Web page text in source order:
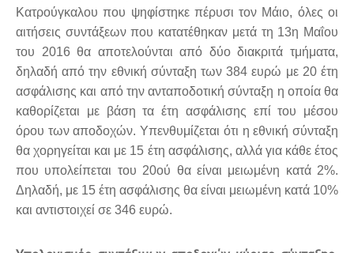
Κατρούγκαλου που ψηφίστηκε πέρυσι τον Μάιο, όλες οι
αιτήσεις συντάξεων που κατατέθηκαν μετά τη 13η Μαΐου
του 2016 θα αποτελούνται από δύο διακριτά τμήματα,
δηλαδή από την εθνική σύνταξη των 384 ευρώ με 20 έτη
ασφάλισης και από την ανταποδοτική σύνταξη η οποία θα
καθορίζεται με βάση τα έτη ασφάλισης επί του μέσου
όρου των αποδοχών. Υπενθυμίζεται ότι η εθνική σύνταξη
θα χορηγείται και με 15 έτη ασφάλισης, αλλά για κάθε έτος
που υπολείπεται του 20ού θα είναι μειωμένη κατά 2%.
Δηλαδή, με 15 έτη ασφάλισης θα είναι μειωμένη κατά 10%
και αντιστοιχεί σε 346 ευρώ.